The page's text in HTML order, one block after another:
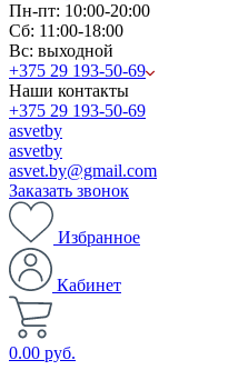
Пн-пт: 10:00-20:00
Сб: 11:00-18:00
Вс: выходной
+375 29 193-50-69
Наши контакты
+375 29 193-50-69
asvetby
asvetby
asvet.by@gmail.com
Заказать звонок
Избранное
Кабинет
0.00 руб.